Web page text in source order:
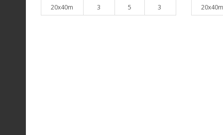
20x40m 3 5 3 20x40m